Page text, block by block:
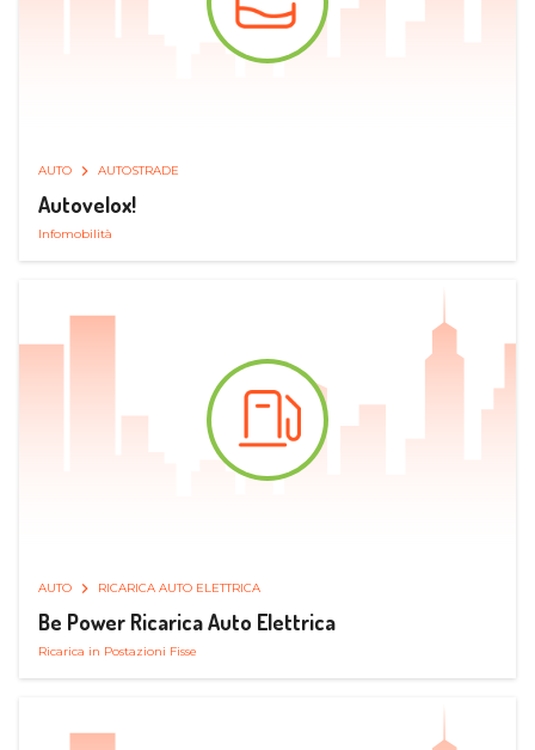
AUTO AUTOSTRADE
Autovelox!
Infomobilità
AUTO RICARICA AUTO ELETTRICA
Be Power Ricarica Auto Elettrica
Ricarica in Postazioni Fisse